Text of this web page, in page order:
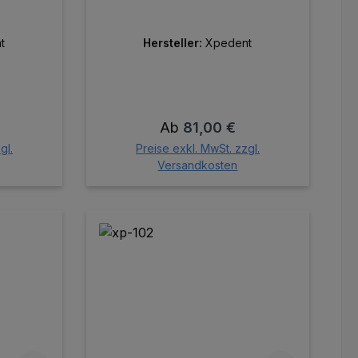
Hersteller:Xpedent
Regulärer Preis:
Ab 81,00 €
Preise exkl. MwSt. zzgl.
Versandkosten